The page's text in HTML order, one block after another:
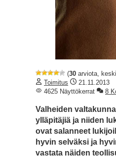
(30 arviota,
Toimitus
21.11.2013
4625 Näyttökerrat
8
Valheiden
ylläpitäjiä ja niiden
ovat salanneet
hyvin selväksi ja
vastata näiden